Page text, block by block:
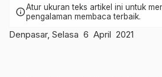
infoAtur ukuran teks artikel ini untuk
pengalaman membaca terbaik.
Denpasar, Selasa 6 April 2021